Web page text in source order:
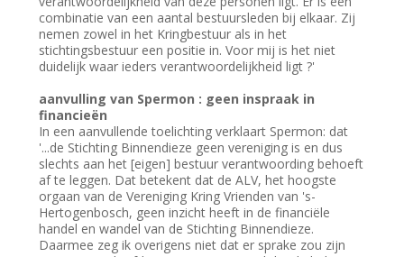
combinatie van een aantal bestuursleden bij elkaar. Zij
nemen zowel in het Kringbestuur als in het
stichtingsbestuur een positie in. Voor mij is het niet
duidelijk waar ieders verantwoordelijkheid ligt ?'
aanvulling van Spermon : geen inspraak in
financieën
In een aanvullende toelichting verklaart Spermon: dat
'...de Stichting Binnendieze geen vereniging is en dus
slechts aan het [eigen] bestuur verantwoording behoeft
af te leggen. Dat betekent dat de ALV, het hoogste
orgaan van de Vereniging Kring Vrienden van 's-
Hertogenbosch, geen inzicht heeft in de financiële
handel en wandel van de Stichting Binnendieze.
Daarmee zeg ik overigens niet dat er sprake zou zijn